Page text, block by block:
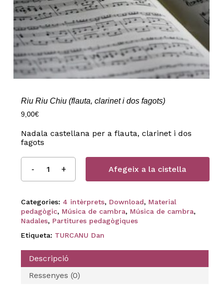
Riu Riu Chiu (flauta, clarinet i dos fagots)
9,00€
Nadala castellana per a flauta, clarinet i dos
fagots
Afegeix a la cistella
Categories: 4 intèrprets, Download, Material
pedagògic, Música de cambra, Música de cambra,
Nadales, Partitures pedagògiques
Etiqueta: TURCANU Dan
Descripció
Ressenyes (0)